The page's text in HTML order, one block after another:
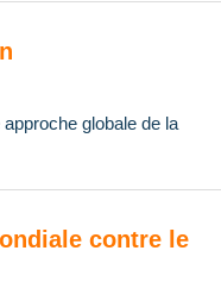
globale de la
contre le